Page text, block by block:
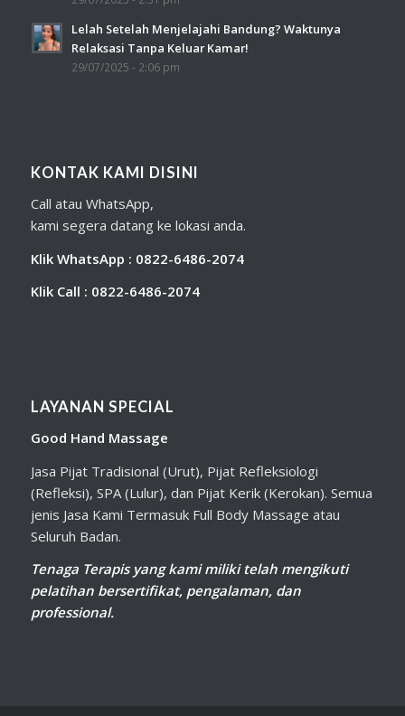
Lelah Setelah Menjelajahi Bandung? Waktunya
Relaksasi Tanpa Keluar Kamar!
29/07/2025 - 2:06 pm
KONTAK KAMI DISINI
Call atau WhatsApp,
kami segera datang ke lokasi anda.
Klik WhatsApp : 0822-6486-2074
Klik Call : 0822-6486-2074
LAYANAN SPECIAL
Good Hand Massage
Jasa Pijat Tradisional (Urut), Pijat Refleksiologi
(Refleksi), SPA (Lulur), dan Pijat Kerik (Kerokan). Semua
jenis Jasa Kami Termasuk Full Body Massage atau
Seluruh Badan.
Tenaga Terapis yang kami miliki telah mengikuti
pelatihan bersertifikat, pengalaman, dan
professional.